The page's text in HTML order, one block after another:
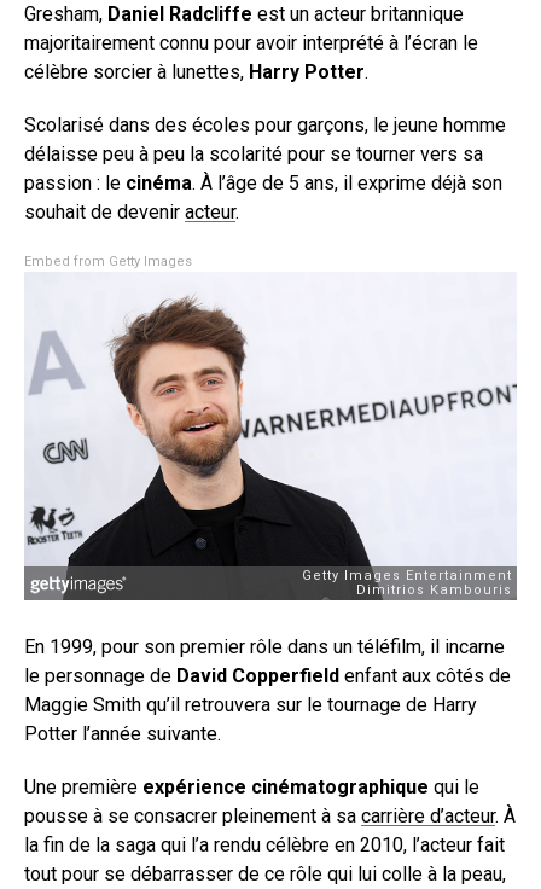
Gresham, Daniel Radcliffe est un acteur britannique
majoritairement connu pour avoir interprété à l’écran le
célèbre sorcier à lunettes, Harry Potter.
Scolarisé dans des écoles pour garçons, le jeune homme
délaisse peu à peu la scolarité pour se tourner vers sa
passion : le cinéma. À l’âge de 5 ans, il exprime déjà son
souhait de devenir acteur.
Embed from Getty Images
En 1999, pour son premier rôle dans un téléfilm, il incarne
le personnage de David Copperfield enfant aux côtés de
Maggie Smith qu’il retrouvera sur le tournage de Harry
Potter l’année suivante.
Une première expérience cinématographique qui le
pousse à se consacrer pleinement à sa carrière d’acteur. À
la fin de la saga qui l’a rendu célèbre en 2010, l’acteur fait
tout pour se débarrasser de ce rôle qui lui colle à la peau,